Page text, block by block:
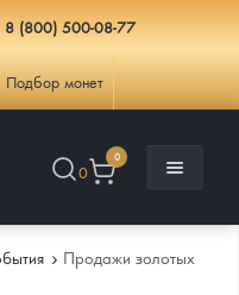
8 (800) 500-08-77
Подбор монет
0
0
Продажи золотых